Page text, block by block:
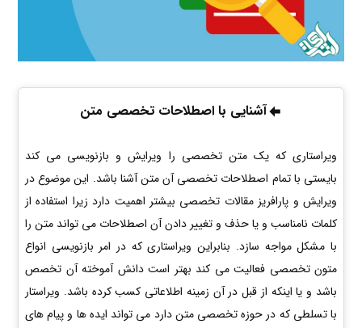
آشنایی با اصطلاحات تخصصی متن
ویراستاری که یک متن تخصصی را ویرایش و بازنویسی می کند
بایستی با تمام اصطلاحات تخصصی آن متن آشنا باشد. این موضوع در
ویرایش و پارافریز مقالات تخصصی بیشتر اهمیت دارد زیرا استفاده از
کلمات نامناسب و یا حذف و تغییر دادن آن اصطلاحات می تواند متن را
با مشکل مواجه سازد. بنابراین ویراستاری که در امر بازنویسی انواع
متون تخصصی فعالیت می کند بهتر است دانش آموخته آن تخصص
باشد و یا اینکه از قبل در آن زمینه اطلاعاتی کسب کرده باشد. ویراستار
با تسلطی که در حوزه تخصصی متن دارد می تواند ایده ها و پیام های